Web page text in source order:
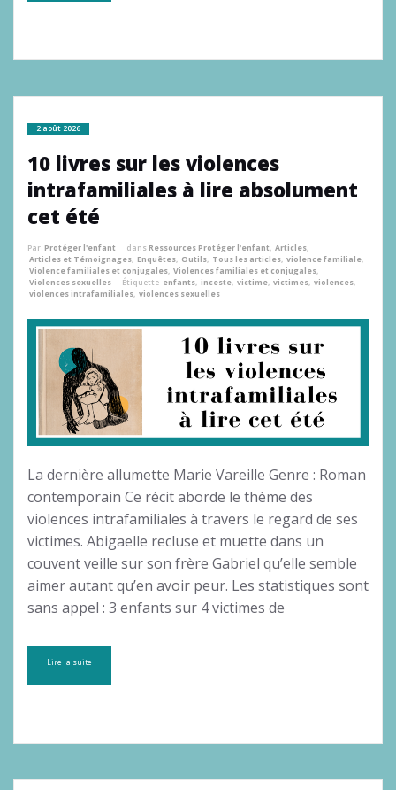
2 août 2026
10 livres sur les violences
intrafamiliales à lire absolument
cet été
Par Protéger l'enfant dansRessources Protéger l'enfant, Articles,
Articles et Témoignages, Enquêtes, Outils, Tous les articles, violence familiale,
Violence familiales et conjugales, Violences familiales et conjugales,
Violences sexuelles
Étiquette enfants, inceste, victime, victimes, violences,
violences intrafamiliales, violences sexuelles
La dernière allumette Marie Vareille Genre : Roman
contemporain Ce récit aborde le thème des
violences intrafamiliales à travers le regard de ses
victimes. Abigaelle recluse et muette dans un
couvent veille sur son frère Gabriel qu’elle semble
aimer autant qu’en avoir peur. Les statistiques sont
sans appel : 3 enfants sur 4 victimes de
Lire la suite